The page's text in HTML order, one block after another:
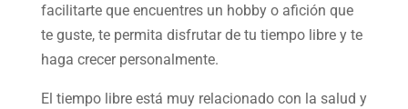
facilitarte que encuentres un hobby o afición que
te guste, te permita disfrutar de tu tiempo libre y te
haga crecer personalmente.
El tiempo libre está muy relacionado con la salud y